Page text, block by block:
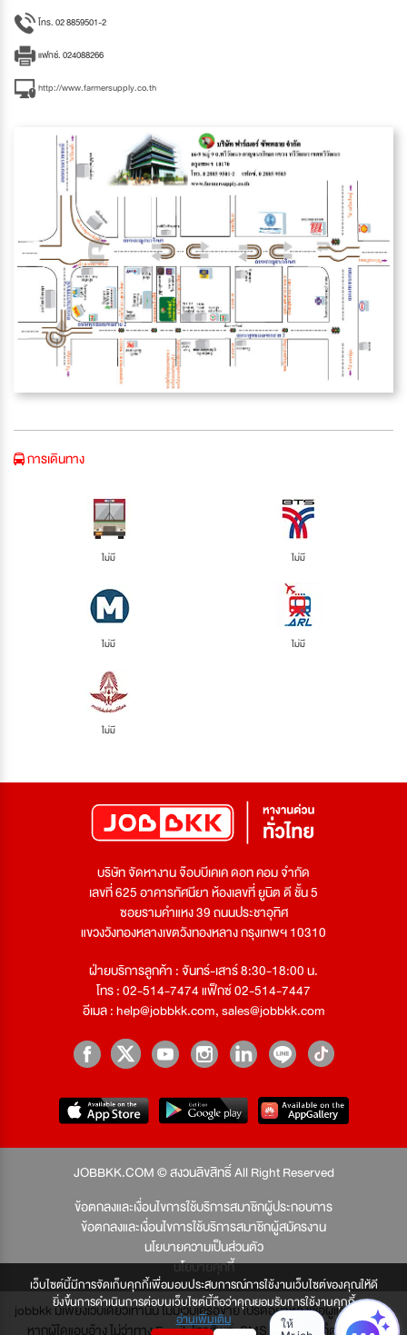
เว็บไซต์นี้มีการจัดเก็บคุกกี้เพื่อมอบประสบการณ์การใช้งานเว็บไซต์ของคุณให้ดี
ยิ่งขึ้นการดำเนินการต่อบนเว็บไซต์นี้ถือว่าคุณยอมรับการใช้งานคุกกี้
อ่านเพิ่มเติม
โทร. 02 8859501-2
แฟกซ์. 024088266
http://www.farmersupply.co.th
การเดินทาง
ไม่มี ไม่มี
ไม่มี ไม่มี
ไม่มี
บริษัท จัดหางาน จ๊อบบีเคเค ดอท คอม จำกัด
เลขที่ 625 อาคารทัศนียา ห้องเลขที่ ยูนิต ดี ชั้น 5
ซอยรามคำแหง 39 ถนนประชาอุทิศ
แขวงวังทองหลางเขตวังทองหลาง กรุงเทพฯ 10310
ฝ่ายบริการลูกค้า : จันทร์-เสาร์ 8:30-18:00 น.
โทร : 02-514-7474 แฟ็กซ์ 02-514-7447
อีเมล :help@jobbkk.com,sales@jobbkk.com
JOBBKK.COM © สงวนลิขสิทธิ์ All Right Reserved
ข้อตกลงและเงื่อนไขการใช้บริการสมาชิกผู้ประกอบการ
ข้อตกลงและเงื่อนไขการใช้บริการสมาชิกผู้สมัครงาน
นโยบายความเป็นส่วนตัว
นโยบายคุกกี้
jobbkk มีเพียงเว็บเดียวเท่านั้น ไม่มีเว็บเครือข่าย โปรดอย่าหลงเชื่อผู้แอบอ้าง และ